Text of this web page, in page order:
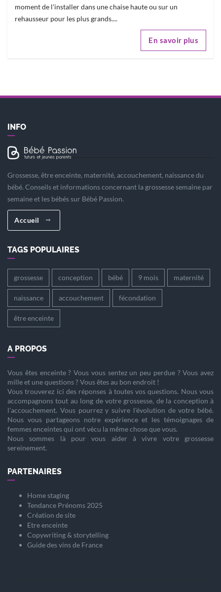
moment de l'installer dans une chaise haute ou sur un
rehausseur pour les plus grands....
En savoir plus
INFO
Grossesse, être enceinte, maternité, accouchement, naissance du
bébé. Conseils et informations concernant la grossesse semaine par
semaine et les bébés sur Bébé Passion.
Accueil
TAGS POPULAIRES
grossesse conception bébé 9 mois maternité
naissance accouchement fécondation
être enceinte
A PROPOS
Vous êtes enceinte? Vous vous sentez un peu perdue ? Vous avez
mille et une questions ? Vous êtes au bon endroit !
Vous trouverez ici des réponses à toutes vos questions. Nous vous
accompagnons tout au long de votre grossesse, de la conception à
l'accouchement. Vous pourrez y suivre l'évolution de votre bébé.
Nous vous partageons notre expérience et les témoignages de
femmes enceintes qui ont vécu la même chose que vous.
Nous sommes là pour vous aider à vivre votre grossesse
sereinement.
PARTENAIRES
Home staging
Tendance Prénoms 2025
Création de site
Etre enceinte
Copywriting & storytelling
Guide des vins de France